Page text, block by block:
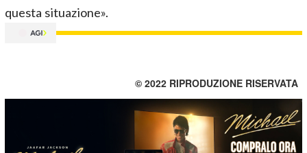
questa situazione».
© 2022 RIPRODUZIONE RISERVATA